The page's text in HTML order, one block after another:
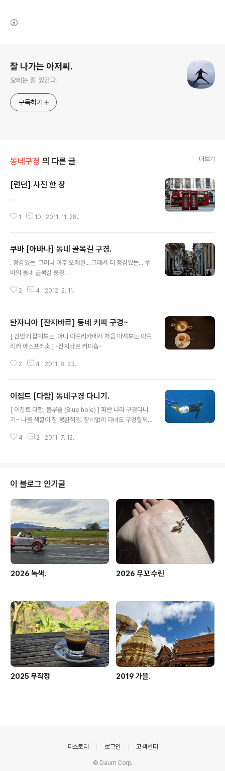
잘 나가는 아저씨.
오빠는 잘 있단다.
구독하기
동네구경 의 다른 글 더보기
[런던] 사진 한 장
. .
1 10 2011. 11. 28.
쿠바 [아바나] 동네 골목길 구경.
. 정감있는, 그러나 아주 오래된... 그래서 더 정감있는... 쿠
바의 동네 골목길 풍경. .
2 4 2012. 2. 11.
탄자니아 [잔지바르] 동네 커피 구경~
[ 간만에 잡숴보는, 아니 아프리카에서 처음 마셔보는 아프
리카 에스프레소 ] -잔지바르 커피숍-
2 4 2011. 8. 23.
이집트 [다합] 동네구경 다니기.
[ 이집트 다합, 블루홀 (Blue hole) ] 파란 나라 구경다니
기~ 나름 색깔이 참 몽환적임. 장비없이 다녀도 구경할께
4 2 2011. 7. 12.
이 블로그 인기글
2026 녹색. 2026 무꼬 수린
2025 무작정 2019 가을.
티스토리 로그인 고객센터
© Daum Corp.